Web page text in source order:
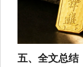
五、全文总结